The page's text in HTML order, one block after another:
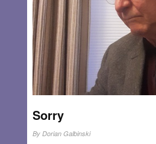
Sorry
By Dorian Galbinski